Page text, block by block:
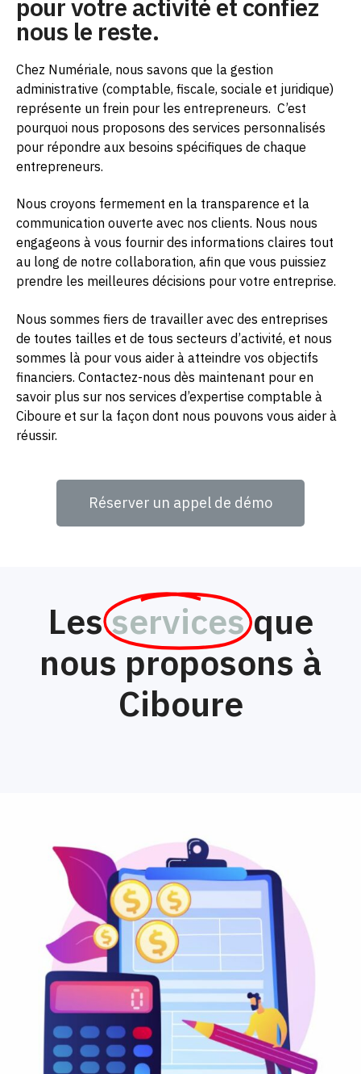
pour votre activité et confiez
nous le reste.
Chez Numériale, nous savons que la gestion
administrative (comptable, fiscale, sociale et juridique)
représente un frein pour les entrepreneurs. C’est
pourquoi nous proposons des services personnalisés
pour répondre aux besoins spécifiques de chaque
entrepreneurs.
Nous croyons fermement en la transparence et la
communication ouverte avec nos clients. Nous nous
engageons à vous fournir des informations claires tout
au long de notre collaboration, afin que vous puissiez
prendre les meilleures décisions pour votre entreprise.
Nous sommes fiers de travailler avec des entreprises
de toutes tailles et de tous secteurs d’activité, et nous
sommes là pour vous aider à atteindre vos objectifs
financiers. Contactez-nous dès maintenant pour en
savoir plus sur nos services d’expertise comptable à
Ciboure et sur la façon dont nous pouvons vous aider à
réussir.
Réserver un appel de démo
Lesservices que
nous proposons à
Ciboure